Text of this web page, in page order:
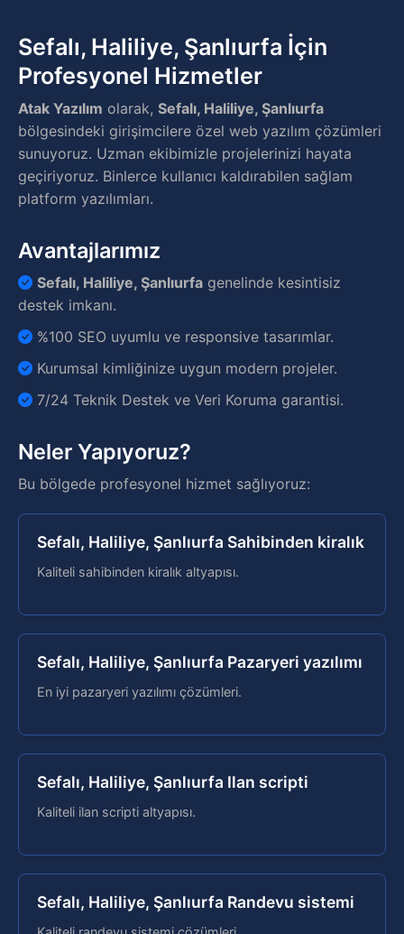
Sefalı, Haliliye, Şanlıurfa İçin
Profesyonel Hizmetler
Atak Yazılım olarak, Sefalı, Haliliye, Şanlıurfa
bölgesindeki girişimcilere özel web yazılım çözümleri
sunuyoruz. Uzman ekibimizle projelerinizi hayata
geçiriyoruz. Binlerce kullanıcı kaldırabilen sağlam
platform yazılımları.
Avantajlarımız
Sefalı, Haliliye, Şanlıurfa genelinde kesintisiz
destek imkanı.
%100 SEO uyumlu ve responsive tasarımlar.
Kurumsal kimliğinize uygun modern projeler.
7/24 Teknik Destek ve Veri Koruma garantisi.
Neler Yapıyoruz?
Bu bölgede profesyonel hizmet sağlıyoruz:
Sefalı, Haliliye, Şanlıurfa Sahibinden kiralık
Kaliteli sahibinden kiralık altyapısı.
Sefalı, Haliliye, Şanlıurfa Pazaryeri yazılımı
En iyi pazaryeri yazılımı çözümleri.
Sefalı, Haliliye, Şanlıurfa Ilan scripti
Kaliteli ilan scripti altyapısı.
Sefalı, Haliliye, Şanlıurfa Randevu sistemi